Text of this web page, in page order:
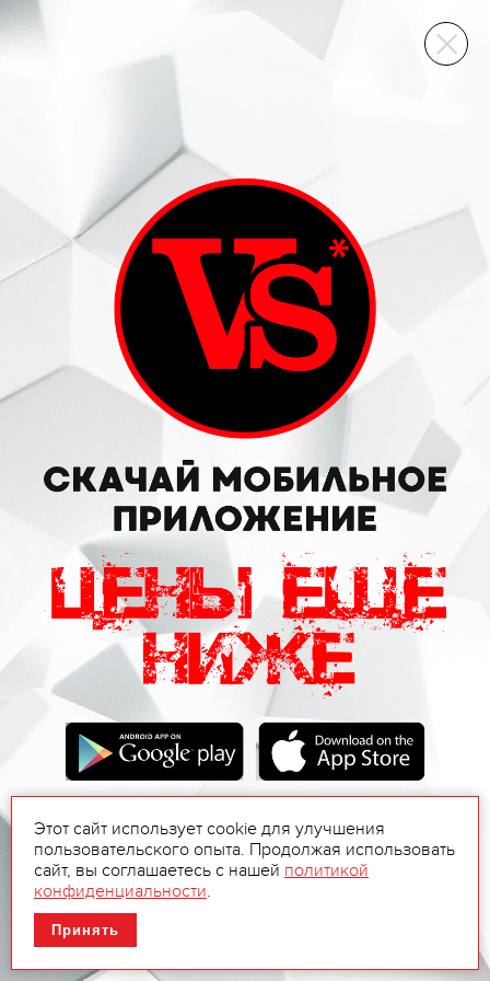
ВИННЫЙ СКЛАД
Этот сайт использует cookie для улучшения
пользовательского опыта. Продолжая использовать
сайт, вы соглашаетесь с нашей политикой
конфиденциальности.
Принять